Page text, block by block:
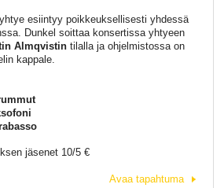
esiintyy poikkeuksellisesti yhdessä
Dunkel soittaa konsertissa yhtyeen
Almqvistintilalla ja ohjelmistossa on
kappale.
jäsenet 10/5 €
Avaa tapahtuma